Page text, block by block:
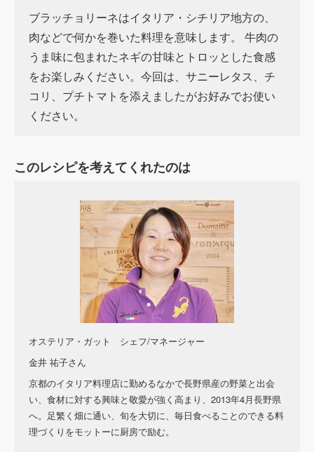
ブラッチョリーネはイタリア・シチリア地方の、
肉などで何かを巻いた料理を意味します。
牛肉の
うま味に包まれたネギの甘味とトロッとした食感
をお楽しみください。今回は、サニーレタス、チ
コリ、プチトマトを添えましたがお好みでお使い
ください。
このレシピを考えてくれたのは
オステリア・ガット シェフ/マネージャー
金井 祐子さん
京都のイタリア料理店に勤めるなかで長野県産の野菜と出会
い、食材に対する興味と敬愛が強く高まり、 2013年4月長野県
へ。足繁く畑に通い、旬を大切に、毎日食べることのできる料
理づくりをモットーに厨房で励む。